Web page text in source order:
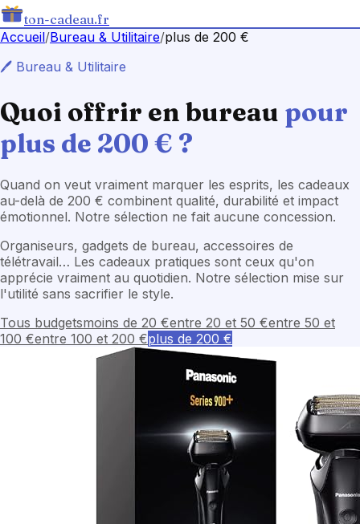
ton-cadeau.fr
Accueil/Bureau & Utilitaire/plus de 200 €
🖊️ Bureau & Utilitaire
Quoi offrir en bureau pour
plus de 200 € ?
Quand on veut vraiment marquer les esprits, les cadeaux
au-delà de 200 € combinent qualité, durabilité et impact
émotionnel. Notre sélection ne fait aucune concession.
Organiseurs, gadgets de bureau, accessoires de
télétravail… Les cadeaux pratiques sont ceux qu'on
apprécie vraiment au quotidien. Notre sélection mise sur
l'utilité sans sacrifier le style.
Tous budgetsmoins de 20 €entre 20 et 50 €entre 50 et
100 €entre 100 et 200 €plus de 200 €